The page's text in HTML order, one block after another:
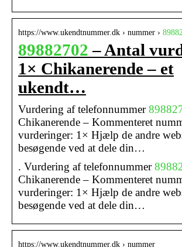
https://www.ukendtnummer.dk › nummer ›
89882702 – Antal
1× Chikanerende – et
ukendt…
Vurdering af telefonnummer
Chikanerende – Kommenteret
vurderinger: 1× Hjælp de andre
besøgende ved at dele din…
. Vurdering af telefonnummer
Chikanerende – Kommenteret
vurderinger: 1× Hjælp de andre
besøgende ved at dele din…
https://www.ukendtnummer.dk › nummer